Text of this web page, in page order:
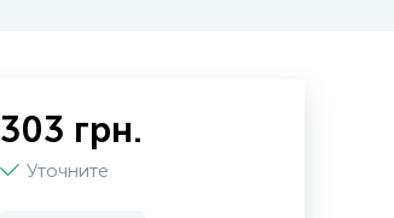
303 грн.
Уточните